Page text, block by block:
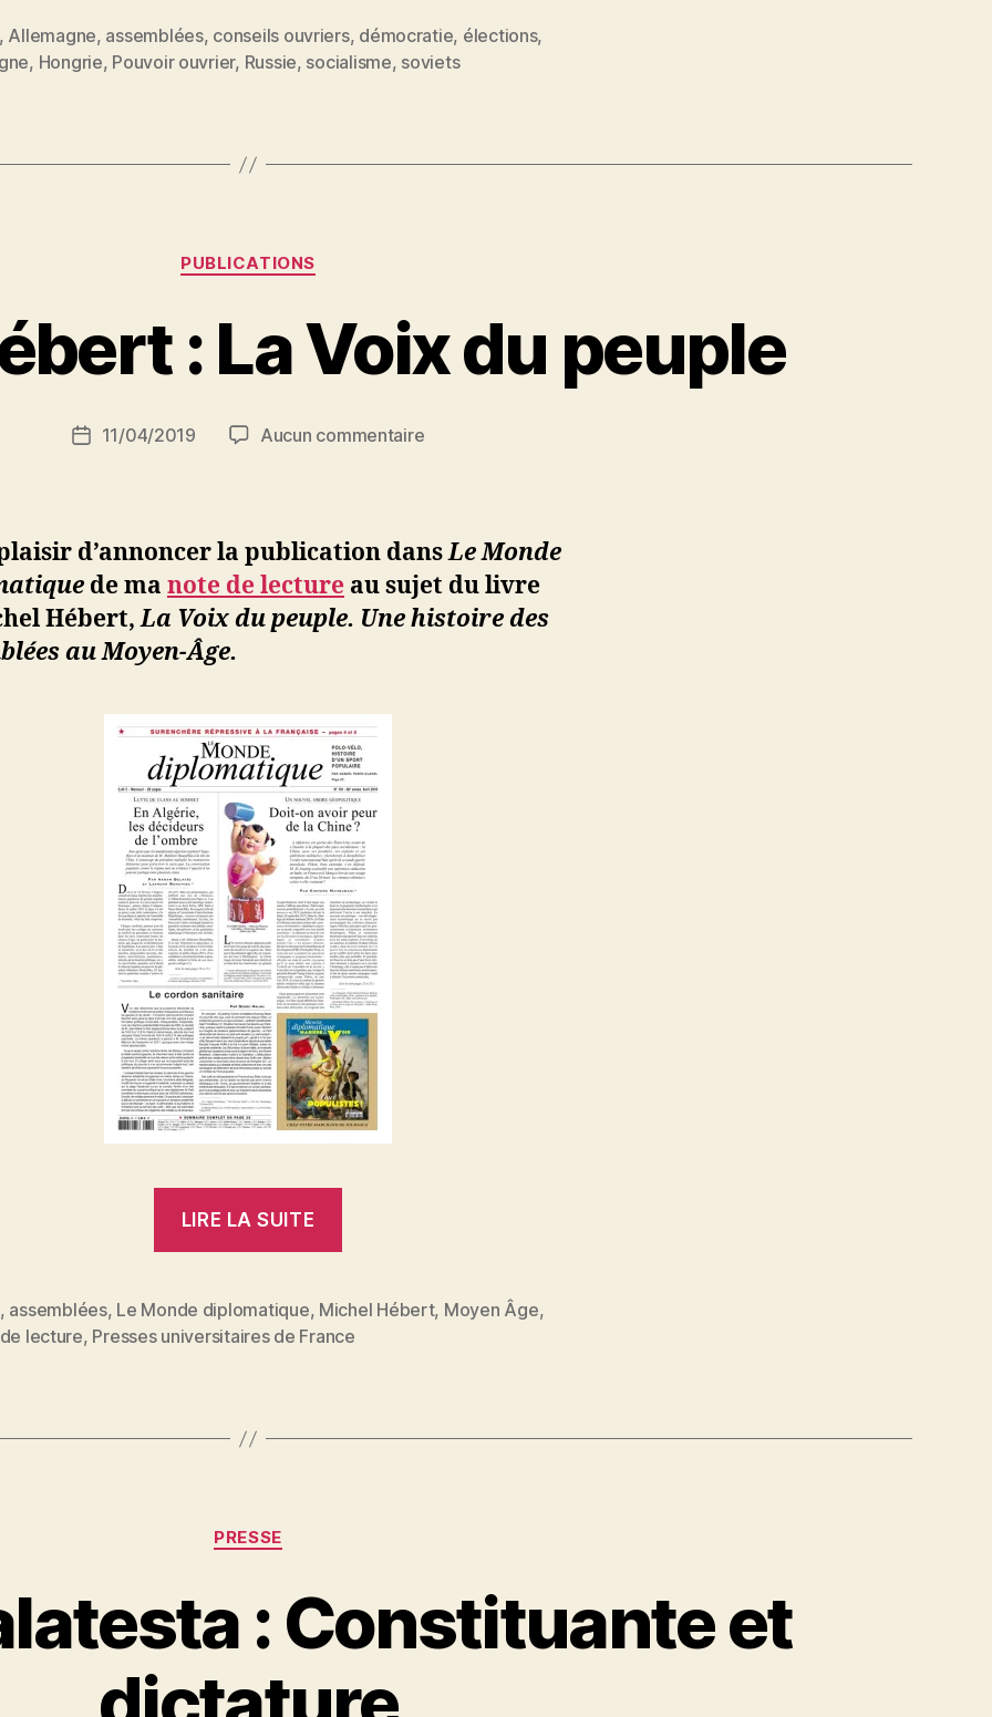
travailleurs »
, Allemagne, assemblées, conseils ouvriers, démocratie, élections,
, Hongrie, Pouvoir ouvrier, Russie, socialisme, soviets
Catégories
PUBLICATIONS
: La Voix du peuple
N
b
Date11/04/2019 Aucun commentairesur
Voix
du
peuple
plaisir d’annoncer la publication dansLe Monde
de ma note de lecture au sujet du livre
Hébert,La Voix du peuple. Une histoire des
au Moyen-Âge.
LIRE LA SUITE
La
Voix
, assemblées, Le Monde diplomatique, Michel Hébert, Moyen Âge,
lecture, Presses universitaires de France
Catégories
PRESSE
: Constituante et